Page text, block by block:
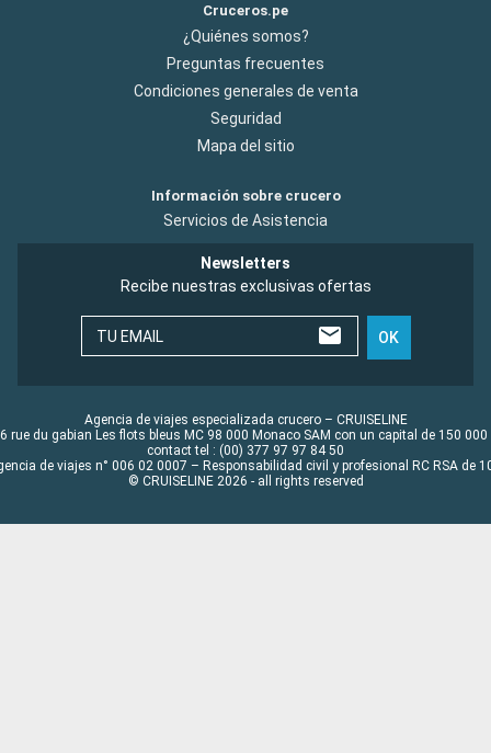
Cruceros.pe
¿Quiénes somos?
Preguntas frecuentes
Condiciones generales de venta
Seguridad
Mapa del sitio
Información sobre crucero
Servicios de Asistencia
Newsletters
Recibe nuestras exclusivas ofertas
TU EMAIL OK
Agencia de viajes especializada crucero – CRUISELINE
rue du gabian Les flots bleus MC 98 000 Monaco SAM con un capital de 150 000
contact tel : (00) 377 97 97 84 50
de viajes n° 006 02 0007 – Responsabilidad civil y profesional RC RSA de
© CRUISELINE 2026 - all rights reserved